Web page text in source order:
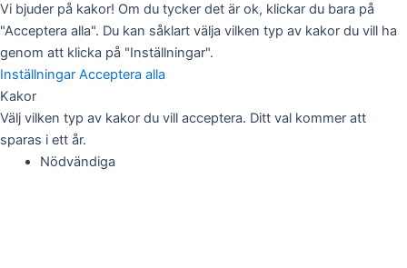
Vi bjuder på kakor! Om du tycker det är ok, klickar du bara på
"Acceptera alla". Du kan såklart välja vilken typ av kakor du vill ha
genom att klicka på "Inställningar".
Inställningar Acceptera alla
Kakor
Välj vilken typ av kakor du vill acceptera. Ditt val kommer att
sparas i ett år.
Nödvändiga